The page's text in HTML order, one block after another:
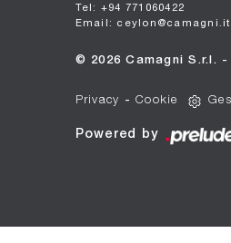
Tel: +94 771060422
Email: ceylon@camagni.it
© 2026 Camagni S.r.l. -
Privacy -Cookie
Powered by